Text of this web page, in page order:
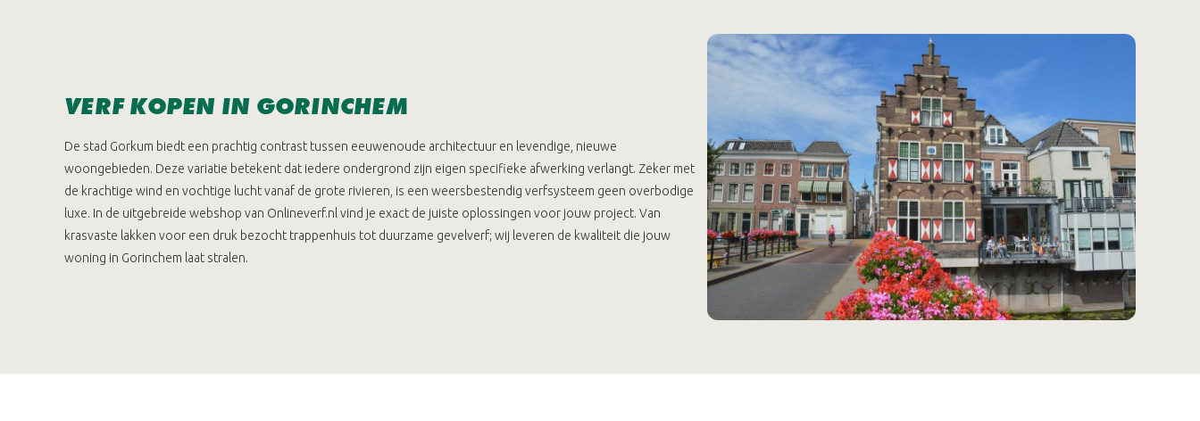
VERF KOPEN IN GORINCHEM
De stad Gorkum biedt een prachtig contrast tussen eeuwenoude architectuur en levendige, nieuwe
woongebieden. Deze variatie betekent dat iedere ondergrond zijn eigen specifieke afwerking verlangt. Zeker met
de krachtige wind en vochtige lucht vanaf de grote rivieren, is een weersbestendig verfsysteem geen overbodige
luxe. In de uitgebreide webshop van Onlineverf.nl vind je exact de juiste oplossingen voor jouw project. Van
krasvaste lakken voor een druk bezocht trappenhuis tot duurzame gevelverf; wij leveren de kwaliteit die jouw
woning in Gorinchem laat stralen.